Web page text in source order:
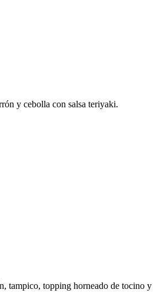
y cebolla con salsa teriyaki.
tampico, topping horneado de tocino y